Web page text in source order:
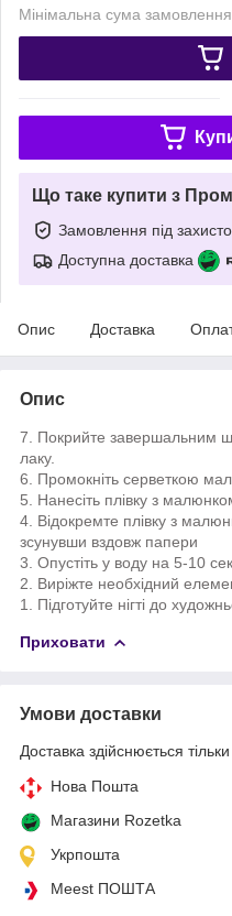
Мінімальна сума
Що таке купити з
Замовлення під
Доступна доставка
Опис Доставка
Опис
7. Покрийте завершальним
лаку.
6. Промокніть серветкою
5. Нанесіть плівку з
4. Відокремте плівку з
зсунувши вздовж папери
3. Опустіть у воду на 5-10
2. Виріжте необхідний
1. Підготуйте нігті до
Приховати
Умови доставки
Доставка здійснюється
Нова Пошта
Магазини Rozetka
Укрпошта
Meest ПОШТА